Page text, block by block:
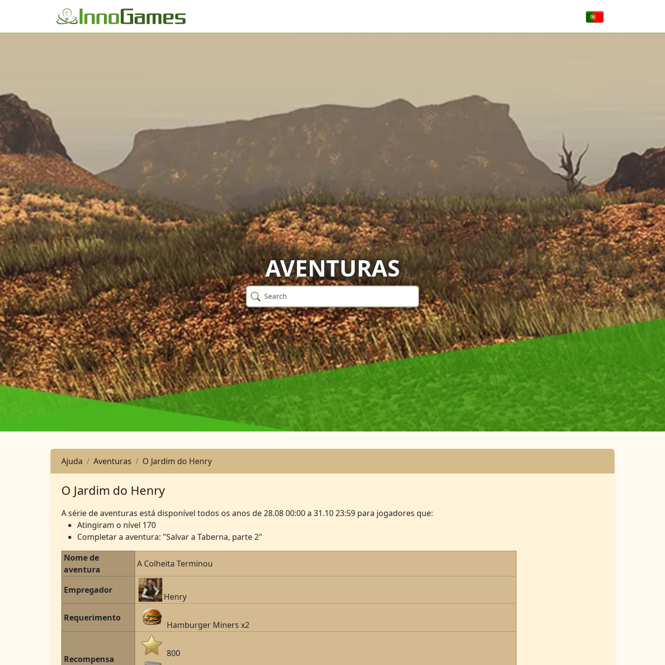
AVENTURAS
Ajuda Aventuras O Jardim do Henry
O Jardim do Henry
A série de aventuras está disponível todos os anos de 28.08 00:00 a 31.10 23:59 para jogadores que:
Atingiram o nível 170
Completar a aventura: "Salvar a Taberna, parte 2"
Nome de
aventura
A Colheita Terminou
Empregador
Henry
Requerimento
Hamburger Miners x2
Recompensa
800